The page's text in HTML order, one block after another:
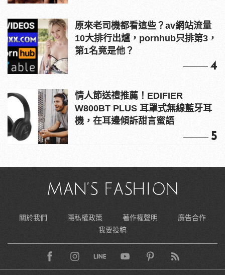
原來老司機都看這些？av網站流量
10大排行出爐，pornhub只排第3，
第1名竟是他？
4
情人節送禮推薦！EDIFIER
W800BT PLUS 耳罩式無線藍牙耳
機，在耳邊傾訴甜言蜜語
5
關於我們 隱私權政策 著作權聲明
廣告合作
我要投稿